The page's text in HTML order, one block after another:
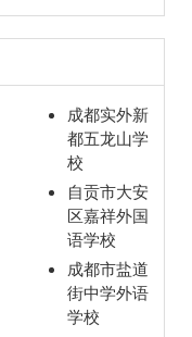
成都实外新
都五龙山学
校
自贡市大安
区嘉祥外国
语学校
成都市盐道
街中学外语
学校